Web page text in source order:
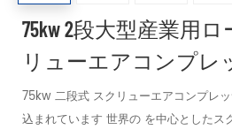
75kw 2段大型産業用
リューエアコンプレ
75kw 二段式 スクリューエアコンプレ
込まれています 世界の を中心としたス